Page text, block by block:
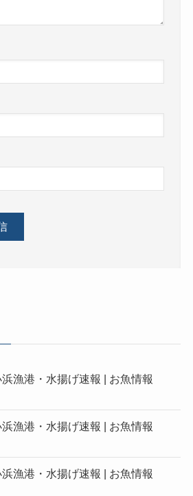
浜漁港・水揚げ速報 | お魚情報
浜漁港・水揚げ速報 | お魚情報
浜漁港・水揚げ速報 | お魚情報